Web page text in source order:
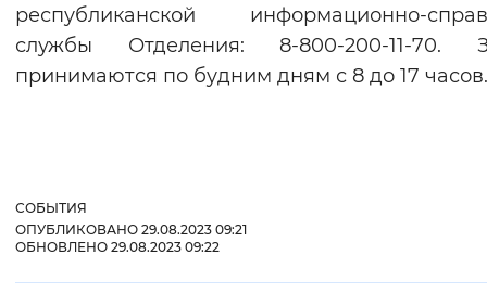
Воспроизвести Остановить
республиканской информационно-
службы Отделения: 8-800-200-11-70.
принимаются по будним дням с 8 до 17 часов.
СОБЫТИЯ
ОПУБЛИКОВАНО 29.08.2023 09:21
ОБНОВЛЕНО 29.08.2023 09:22